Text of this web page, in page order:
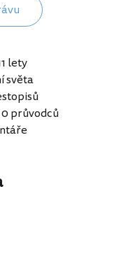
lety
světa
průvodců